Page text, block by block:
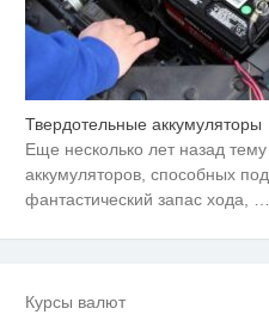
Твердотельные аккумуляторы
Еще несколько лет назад
аккумуляторов, способных
фантастический запас хода, …
Курсы валют
Ролик длится пару
вы будете в шоке
Этот танец невесты